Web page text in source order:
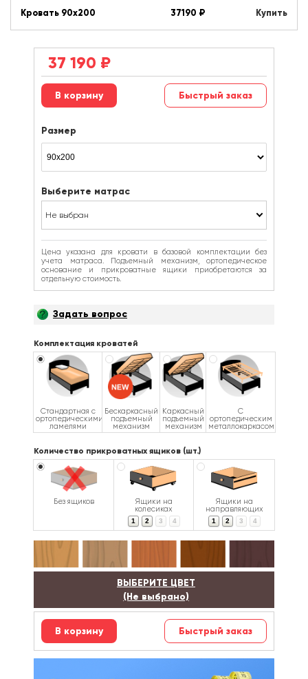
Кровать 90х200 37190 ₽ Купить
37 190 ₽
Быстрый заказ
Размер
Выберите матрас
Не выбран
Цена указана для кровати в базовой комплектации без
учета матраса. Подъемный механизм, ортопедическое
основание и прикроватные ящики приобретаются за
отдельную стоимость.
Задать вопрос
Комплектация кроватей
Стандартная с
ортопедическими
ламелями
Бескаркасный
подъемный
механизм
Каркасный
подъемный
механизм
С
ортопедическим
металлокаркасом
Количество прикроватных ящиков (шт.)
Без ящиков
Ящики на
колесиках
1 2 3 4
Ящики на
направляющих
1 2 3 4
ВЫБЕРИТЕ ЦВЕТ
(Не выбрано)
Быстрый заказ